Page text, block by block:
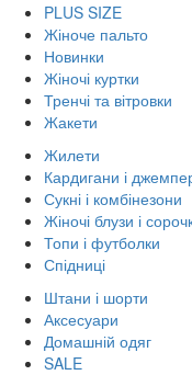
PLUS SIZE
Жіноче пальто
Новинки
Жіночі куртки
Тренчі та вітровки
Жакети
Жилети
Кардигани і
Сукні і комбінезони
Жіночі блузи і
Топи і футболки
Спідниці
Штани і шорти
Аксесуари
Домашній одяг
SALE